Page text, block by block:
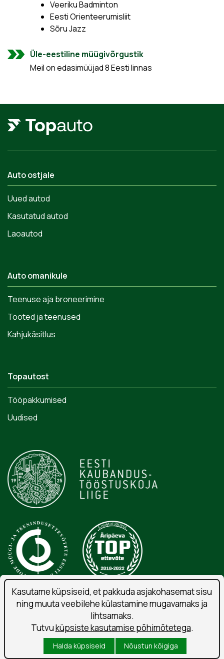
Veeriku Badminton
Eesti Orienteerumisliit
Sõru Jazz
Üle-eestiline müügivõrgustik
Meil on edasimüüjad 8 Eesti linnas
Auto ostjale
Uued autod
Kasutatud autod
Laoautod
Auto omanikule
Teenuse aja broneerimine
Tooted ja teenused
Kahjukäsitlus
Topautost
Tööpakkumised
Uudised
Isikuandmete töötlemise tingimused
Liitu uudiskirjaga
Kasutustingimused
Kasutame küpsiseid, et pakkuda asjakohasemat sisu
ning muuta veebilehe külastamine mugavamaks ja
lihtsamaks.
Tutvuküpsiste kasutamise põhimõtetega.
Halda küpsiseid Nõustun kõigiga